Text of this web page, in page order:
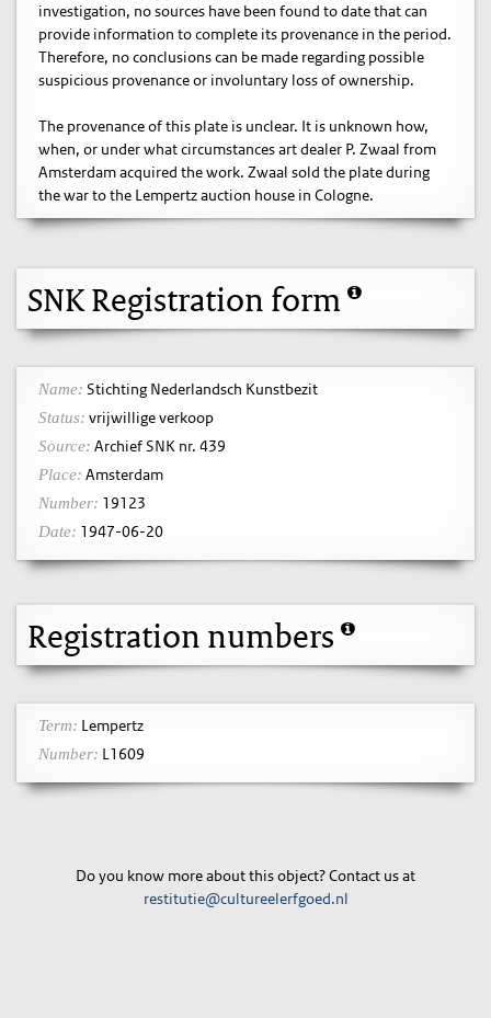
investigation, no sources have been found to date that can
provide information to complete its provenance in the period.
Therefore, no conclusions can be made regarding possible
suspicious provenance or involuntary loss of ownership.
The provenance of this plate is unclear. It is unknown how,
when, or under what circumstances art dealer P. Zwaal from
Amsterdam acquired the work. Zwaal sold the plate during
the war to the Lempertz auction house in Cologne.
SNK Registration form
Name: Stichting Nederlandsch Kunstbezit
Status: vrijwillige verkoop
Source: Archief SNK nr. 439
Place: Amsterdam
Number: 19123
Date: 1947-06-20
Registration numbers
Term: Lempertz
Number: L1609
Do you know more about this object? Contact us at
restitutie@cultureelerfgoed.nl